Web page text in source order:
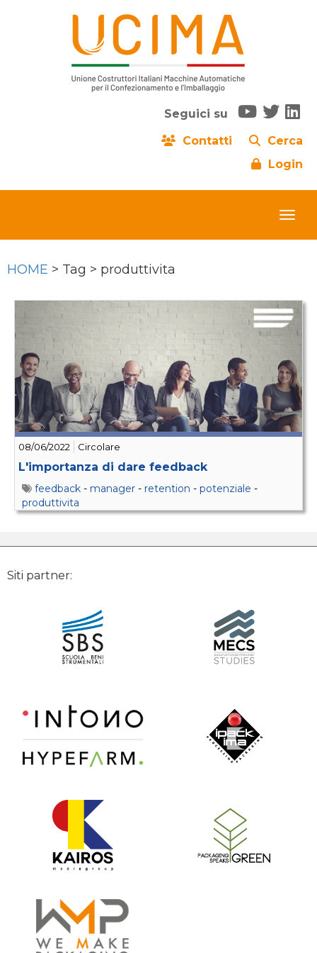
Seguici su
Contatti
Cerca
Login
HOME > Tag > produttivita
08/06/2022 Circolare
L'importanza di dare feedback
feedback - manager - retention - potenziale -
produttivita
Siti partner: